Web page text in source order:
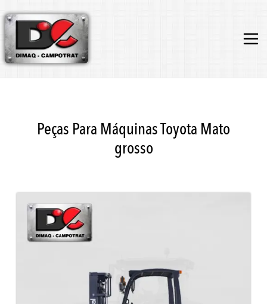
Peças Para Máquinas Toyota Mato
grosso